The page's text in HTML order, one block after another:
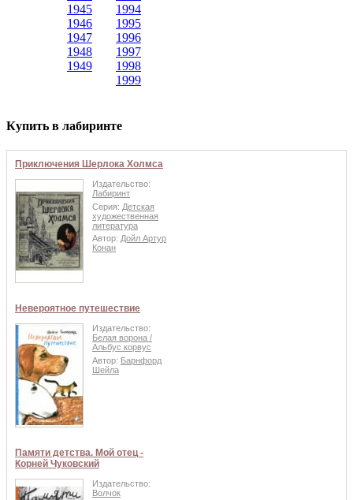
1945
1946
1947
1948
1949
1994
1995
1996
1997
1998
1999
Купить в лабиринте
Приключения Шерлока Холмса
Издательство:
Лабиринт
Серия: Детская
художественная
литература
Автор: Дойл Артур
Конан
Невероятное путешествие
Издательство:
Белая ворона /
Альбус корвус
Автор: Барнфорд
Шейла
Памяти детства. Мой отец -
Корней Чуковский
Издательство:
Волчок